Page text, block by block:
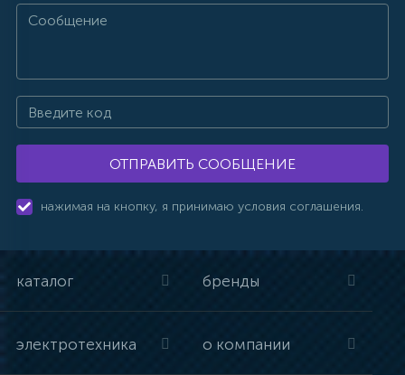
ОТПРАВИТЬ СООБЩЕНИЕ
нажимая на кнопку, я принимаю условия соглашения.
каталог бренды
электротехника о компании